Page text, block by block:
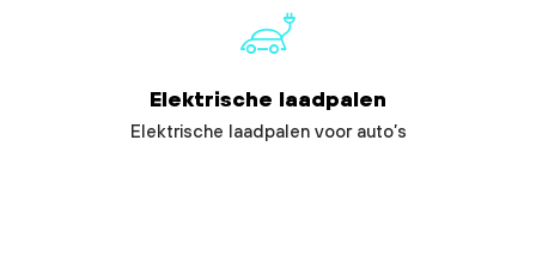
Elektrische laadpalen
Elektrische laadpalen voor auto’s